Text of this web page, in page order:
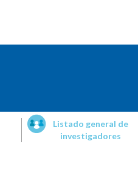
Listado general de
investigadores